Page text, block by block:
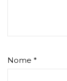
Nome *